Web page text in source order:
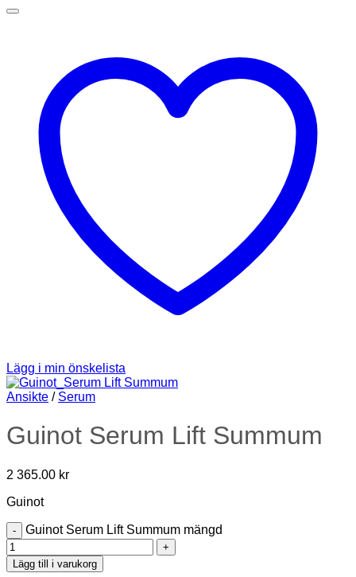
Lägg i min önskelista
Ansikte / Serum
Guinot Serum Lift Summum
2 365.00 kr
Guinot
Guinot Serum Lift Summum mängd
Lägg till i varukorg